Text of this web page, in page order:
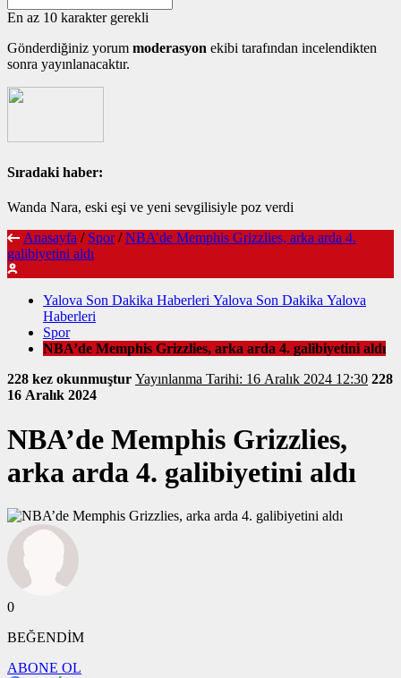
En az 10 karakter gerekli
Gönderdiğiniz yorum moderasyon ekibi tarafından incelendikten
sonra yayınlanacaktır.
Sıradaki haber:
Wanda Nara, eski eşi ve yeni sevgilisiyle poz verdi
Anasayfa / Spor / NBA’de Memphis Grizzlies, arka arda 4.
galibiyetini aldı
Yalova Son Dakika Haberleri Yalova Son Dakika Yalova
Haberleri
Spor
NBA’de Memphis Grizzlies, arka arda 4. galibiyetini aldı
228 kez okunmuştur
Yayınlanma Tarihi: 16 Aralık 2024 12:30 228
16 Aralık 2024
NBA’de Memphis Grizzlies,
arka arda 4. galibiyetini aldı
0
BEĞENDİM
ABONE OL